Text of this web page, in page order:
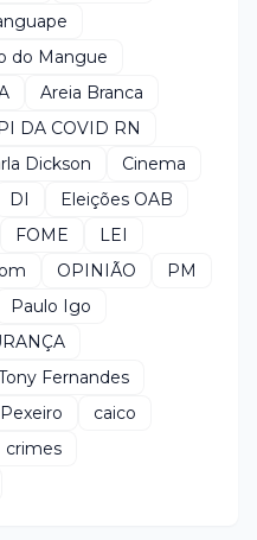
do Mangue
Areia Branca
DA COVID RN
Dickson
Cinema
DI
Eleições OAB
FOME
LEI
OPINIÃO
PM
Paulo Igo
Fernandes
caico
crimes